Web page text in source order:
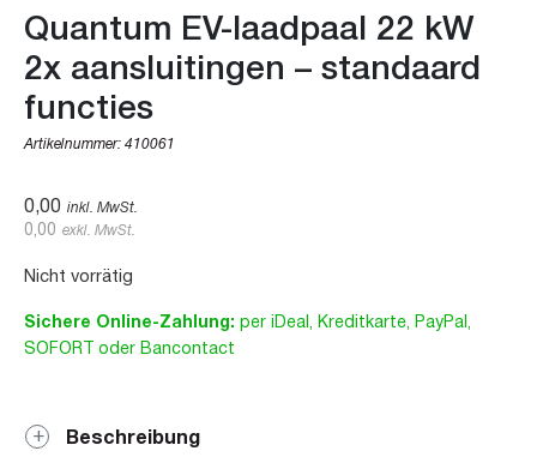
Beschreibung
Quantum EV-laadpaal 22 kW
2x aansluitingen – standaard
functies
Artikelnummer:410061
0,00 inkl. MwSt.
0,00 exkl. MwSt.
Nicht vorrätig
Sichere Online-Zahlung: per iDeal, Kreditkarte, PayPal,
SOFORT oder Bancontact